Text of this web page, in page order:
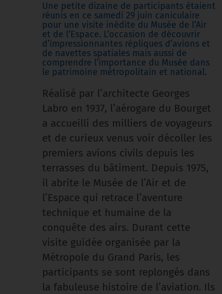
Une petite dizaine de participants étaient
réunis en ce samedi 29 juin caniculaire
pour une visite inédite du Musée de l’Air
et de l’Espace. L’occasion de découvrir
d’impressionnantes répliques d’avions et
de navettes spatiales mais aussi de
comprendre l’importance du Musée dans
le patrimoine métropolitain et national.
Réalisé par l’architecte Georges
Labro en 1937, l’aérogare du Bourget
a accueilli des milliers de voyageurs
et de curieux venus voir décoller les
premiers avions civils depuis les
terrasses du bâtiment. Depuis 1975,
il abrite le Musée de l’Air et de
l’Espace qui retrace l’aventure
technique et humaine de la
conquête des airs. Durant cette
visite guidée organisée par la
Métropole du Grand Paris, les
participants se sont replongés dans
la fabuleuse histoire de l’aviation. Ils